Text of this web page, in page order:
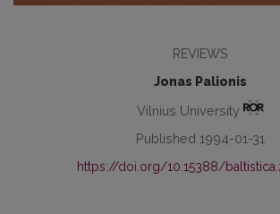
REVIEWS
Jonas Palionis
Vilnius University
Published 1994-01-31
https://doi.org/10.15388/